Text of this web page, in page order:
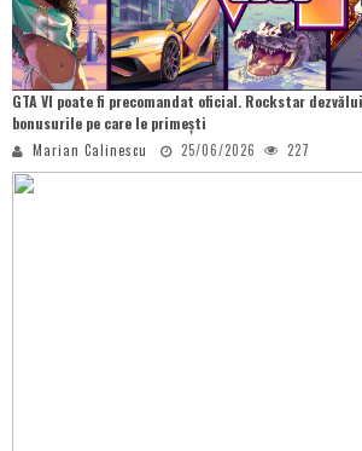
GTA VI poate fi precomandat oficial. Rockstar
bonusurile pe care le primești
Marian Calinescu 25/06/2026 227